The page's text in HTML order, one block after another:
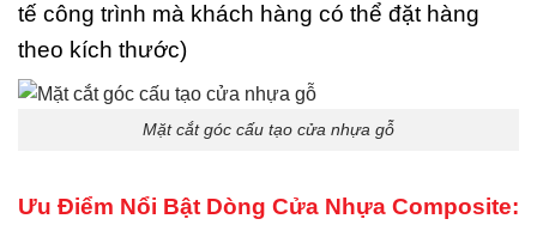
tế công trình mà khách hàng có thể đặt hàng
theo kích thước)
Mặt cắt góc cấu tạo cửa nhựa gỗ
Ưu Điểm Nổi Bật Dòng Cửa Nhựa Composite: